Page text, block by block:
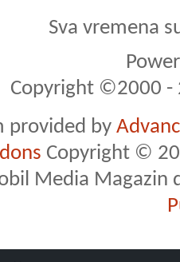
Sva vremena
Copyright ©2000 -
provided by
Copyright ©
Media Magazin